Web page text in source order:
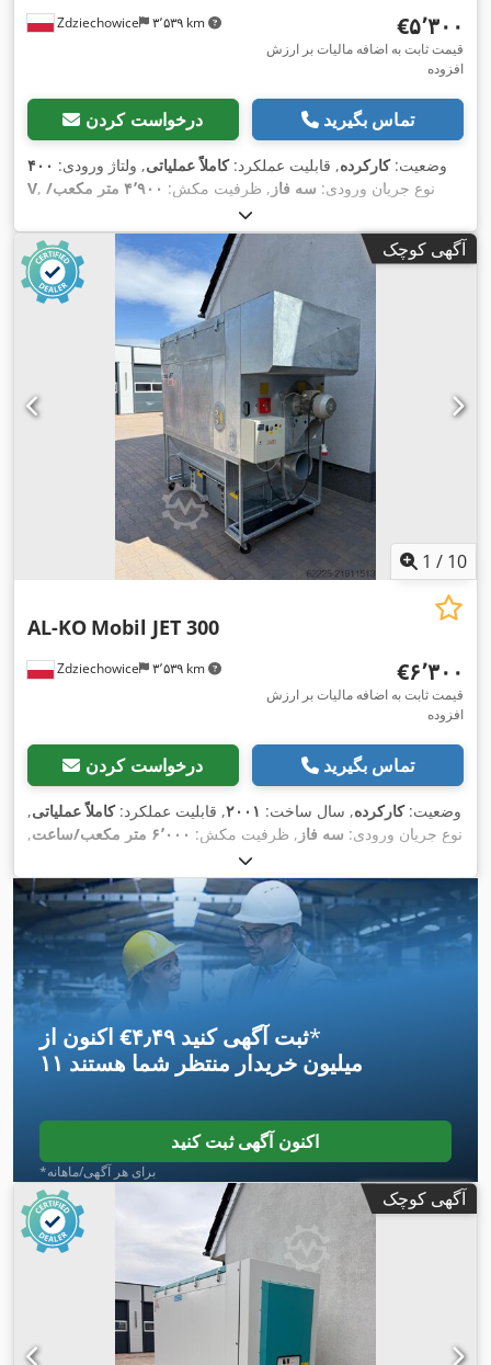
Zdziechowice ۳٬۵۳۹ km ‎€۵٬۳۰۰
قیمت ثابت به اضافه مالیات بر ارزش
افزوده
درخواست کردن تماس بگیرید
وضعیت:کارکرده, قابلیت عملکرد:کاملاً عملیاتی, ولتاژ ورودی: ۴۰۰
V
, نوع جریان ورودی: سه فاز , ظرفیت مکش:
۴٬۹۰۰ متر مکعب/
, قطر مانیفولد ورودی:
آگهی کوچک
1 / 10
Zdziechowice ۳٬۵۳۹ km
AL-KO Mobil JET 300
‎€۶٬۳۰۰
قیمت ثابت به اضافه مالیات بر ارزش
افزوده
درخواست کردن تماس بگیرید
وضعیت:کارکرده, سال ساخت: ۲۰۰۱, قابلیت عملکرد:کاملاً عملیاتی,
نوع جریان ورودی: سه فاز , ظرفیت مکش: ۶٬۰۰۰ متر مکعب/ساعت
,
۳۰۰ میلی‌متر
اکنون از ‎€۴٫۴۹ ثبت آگهی کنید*
۱۱ میلیون خریدار منتظر شما هستند
اکنون آگهی ثبت کنید
*برای هر آگهی/ماهانه
آگهی کوچک